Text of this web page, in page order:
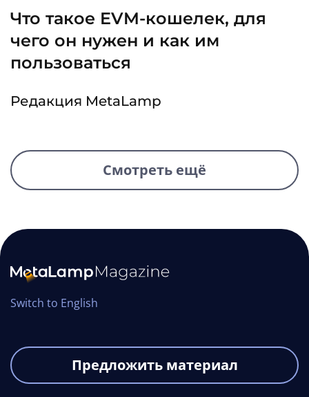
Что такое EVM-кошелек, для
чего он нужен и как им
пользоваться
Редакция MetaLamp
Смотреть ещё
Switch to English
Предложить материал